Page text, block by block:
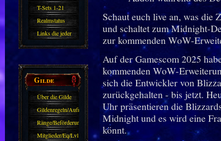
11.X
T-Sets 1-21
Realmstatus
Links die jeder
kennen sollte?!
Gilde
Über die Gilde
(DAW)
Gildenregeln/Aufnahme
Ränge/Beförderungen
Mitglieder/Eq/Lvl
Schaut euch live an, was
und schaltet zum Midnight-
zur kommenden WoW-
Auf der Gamescom 2025
kommenden WoW-
sich die Entwickler von
zurückgehalten - bis jetzt.
Uhr präsentieren die
Midnight und es wird eine
könnt.